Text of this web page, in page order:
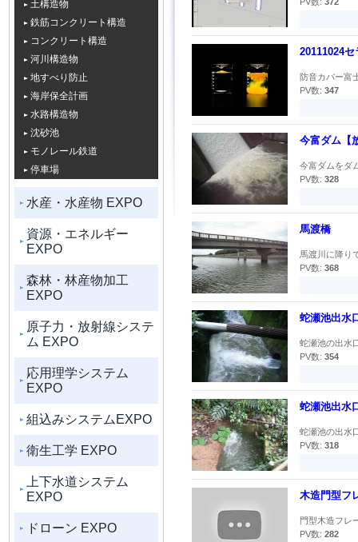
土構造物
鉄筋コンクリート構造
コンクリート構造
河川構造物
地すべり防止
海岸保全計画
水路構造物
沈砂池
モノレール鉄道
停車場
水産・水産物 EXPO
資源・エネルギー
EXPO
森林・林産物加工
EXPO
原子力・放射線システ
ム EXPO
応用理学システム
EXPO
組込みシステムEXPO
衛生工学 EXPO
上下水道システム
EXPO
ドローン EXPO
20111024
防音カバー富
PV数: 347
今富ダム【
今富ダムをダ
PV数: 328
馬渡橋
馬渡川に降り
PV数: 368
蛇瀬池出水
蛇瀬池の出水
PV数: 354
蛇瀬池出水
蛇瀬池の出水
PV数: 318
木造門型フ
門型木造フレ
PV数: 282